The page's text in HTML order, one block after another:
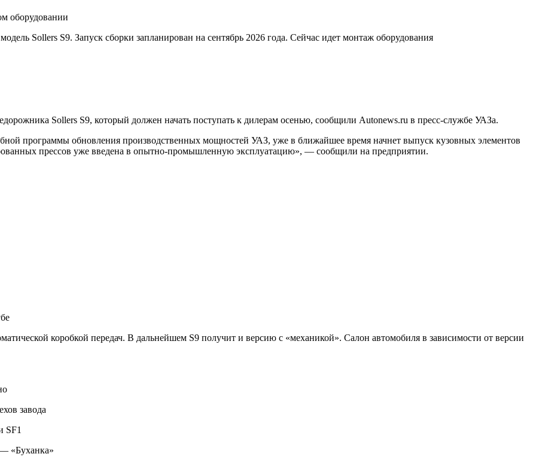
оборудовании
Sollers S9. Запуск сборки запланирован на сентябрь 2026 года. Сейчас идет монтаж оборудования
Sollers S9, который должен начать поступать к дилерам осенью, сообщили Autonews.ru в пресс-службе УАЗа.
программы обновления производственных мощностей УАЗ, уже в ближайшее время начнет выпуск кузовных элементов
прессов уже введена в опытно-промышленную эксплуатацию», — сообщили на предприятии.
коробкой передач. В дальнейшем S9 получит и версию с «механикой». Салон автомобиля в зависимости от версии
завода
SF1
«Буханка»